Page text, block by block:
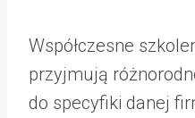
Współczesne
przyjmują
do specyfiki danej